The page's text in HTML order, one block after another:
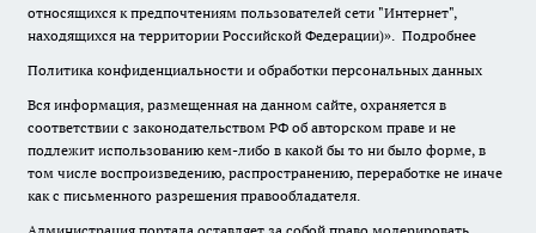
относящихся к предпочтениям пользователей сети "Интернет",
находящихся на территории Российской Федерации)». Подробнее
Политика конфиденциальности и обработки персональных данных
Вся информация, размещенная на данном сайте, охраняется в
соответствии с законодательством РФ об авторском праве и не
подлежит использованию кем-либо в какой бы то ни было форме, в
том числе воспроизведению, распространению, переработке не иначе
как с письменного разрешения правообладателя.